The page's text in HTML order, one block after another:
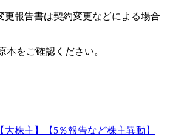
報告書は契約変更などによる場合
をご確認ください。
大株主】【5％報告など株主異動】